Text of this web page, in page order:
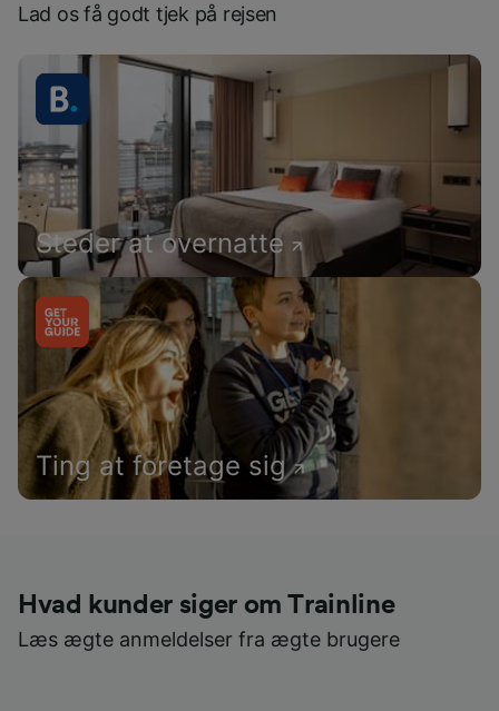
Lad os få godt tjek på rejsen
Steder at overnatte
Ting at foretage sig
Hvad kunder siger om Trainline
Læs ægte anmeldelser fra ægte brugere